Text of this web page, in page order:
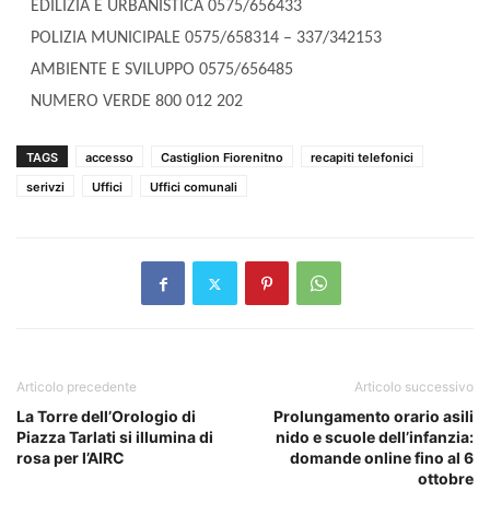
EDILIZIA E URBANISTICA 0575/656433
POLIZIA MUNICIPALE 0575/658314 – 337/342153
AMBIENTE E SVILUPPO 0575/656485
NUMERO VERDE 800 012 202
TAGS accesso Castiglion Fiorenitno
recapiti telefonici
serivzi
Uffici Uffici comunali
Articolo precedente
La Torre dell’Orologio di
Piazza Tarlati si illumina di
rosa per l’AIRC
Articolo successivo
Prolungamento orario asili
nido e scuole dell’infanzia:
domande online fino al 6
ottobre